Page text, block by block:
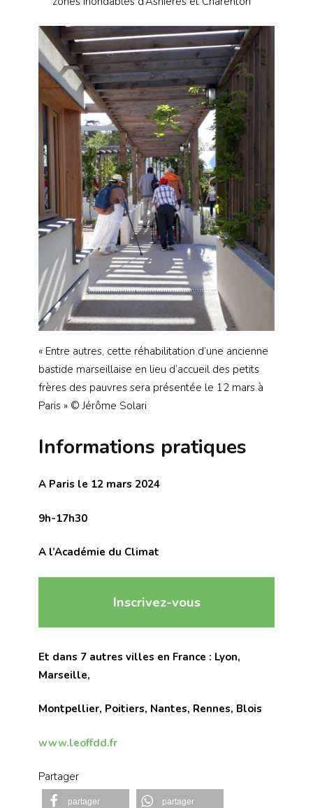
« Entre autres, cette réhabilitation d’une ancienne
bastide marseillaise en lieu d’accueil des petits
frères des pauvres sera présentée le 12 mars à
Paris » © Jérôme Solari
Informations pratiques
A Paris le 12 mars 2024
9h-17h30
A l’Académie du Climat
Inscrivez-vous
Et dans 7 autres villes en France : Lyon,
Marseille,
Montpellier, Poitiers, Nantes, Rennes, Blois
www.leoffdd.fr
Partager
partager partager